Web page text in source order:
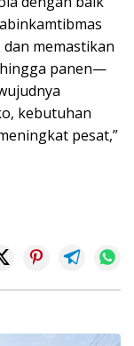
memastikan
panen—
kebutuhan
pesat,”